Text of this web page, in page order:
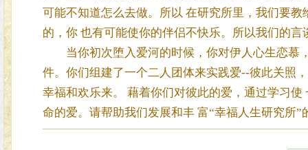
可能不知道怎么去做。所以 在研究所里，我们要
的，你 也有可能使你的伴侣不快乐。所以我们的
当你初次堕入爱河的时候，你对伊人心生恋慕
件。你们组建了一个二人团体来实践爱--彼此关照
幸福和欢乐来。 藉着你们对彼此的爱，通过学习
命的爱。请帮助我们发展和丰 富“幸福人生研究所